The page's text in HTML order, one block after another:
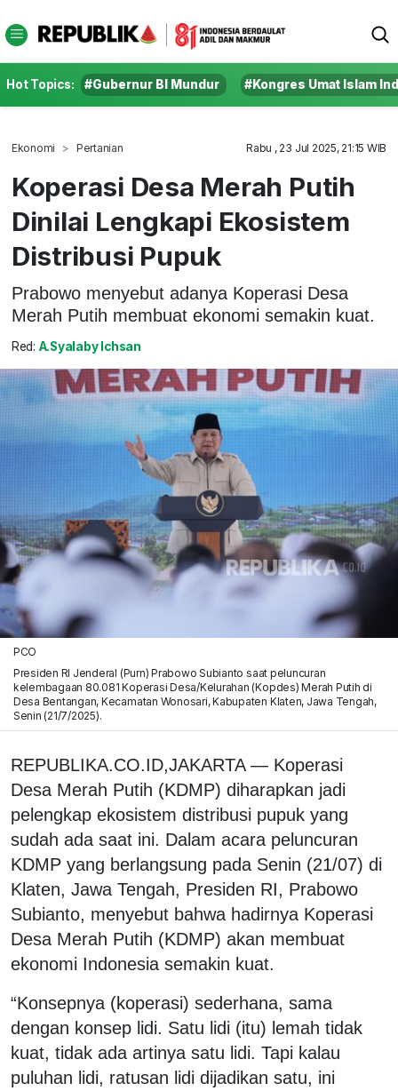
Hot Topics: #Gubernur BI Mundur #Kongres Umat Islam
Ekonomi Pertanian Rabu , 23 Jul 2025, 21:15 WIB
Koperasi Desa Merah Putih
Dinilai Lengkapi Ekosistem
Distribusi Pupuk
Prabowo menyebut adanya Koperasi Desa
Merah Putih membuat ekonomi semakin kuat.
Red: A.Syalaby Ichsan
PCO
Presiden RI Jenderal (Purn) Prabowo Subianto saat peluncuran
kelembagaan 80.081 Koperasi Desa/Kelurahan (Kopdes) Merah Putih di
Desa Bentangan, Kecamatan Wonosari, Kabupaten Klaten, Jawa Tengah,
Senin (21/7/2025).
REPUBLIKA.CO.ID,JAKARTA — Koperasi
Desa Merah Putih (KDMP) diharapkan jadi
pelengkap ekosistem distribusi pupuk yang
sudah ada saat ini. Dalam acara peluncuran
KDMP yang berlangsung pada Senin (21/07) di
Klaten, Jawa Tengah, Presiden RI, Prabowo
Subianto, menyebut bahwa hadirnya Koperasi
Desa Merah Putih (KDMP) akan membuat
ekonomi Indonesia semakin kuat.
“Konsepnya (koperasi) sederhana, sama
dengan konsep lidi. Satu lidi (itu) lemah tidak
kuat, tidak ada artinya satu lidi. Tapi kalau
puluhan lidi, ratusan lidi dijadikan satu, ini